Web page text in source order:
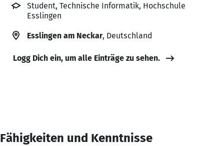
Student, Technische Informatik, Hochschule
Esslingen
Esslingen am Neckar, Deutschland
Logg Dich ein, um alle Einträge zu sehen.
Fähigkeiten und Kenntnisse